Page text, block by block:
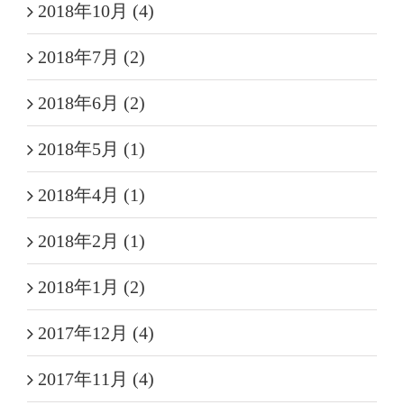
2018年10月 (4)
2018年7月 (2)
2018年6月 (2)
2018年5月 (1)
2018年4月 (1)
2018年2月 (1)
2018年1月 (2)
2017年12月 (4)
2017年11月 (4)